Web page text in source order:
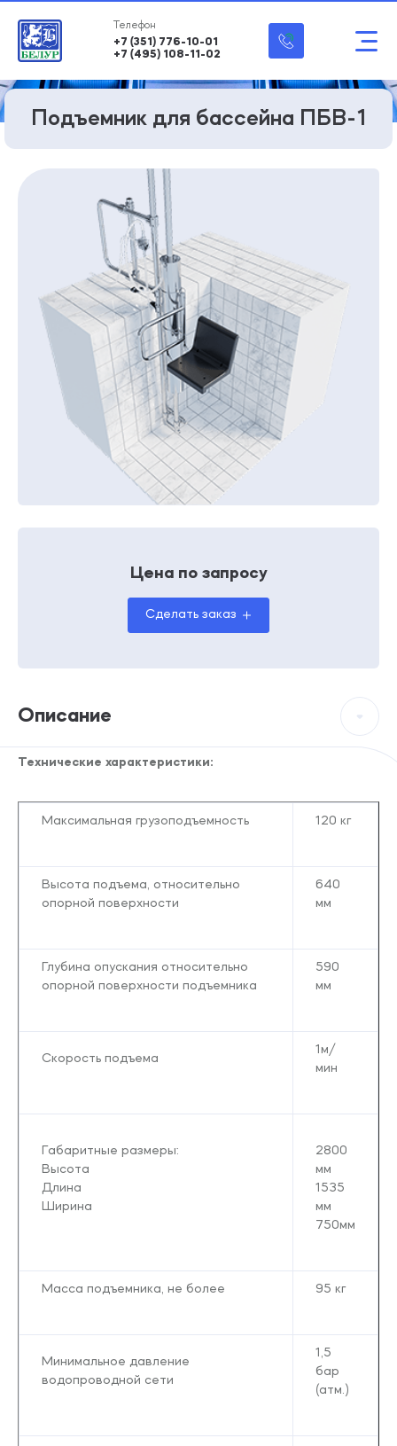
+7 (351) 776-10-01
+7 (495) 108-11-02
Подъемник для бассейна ПБВ-1
Цена по запросу
Сделать заказ
Описание
Технические характеристики:
Максимальная грузоподъемность 120 кг
Высота подъема, относительно
опорной поверхности
640
мм
Глубина опускания относительно
опорной поверхности подъемника
590
мм
Скорость подъема
1м/
мин
Габаритные размеры:
Высота
Длина
Ширина
2800
мм
1535
мм
750мм
Масса подъемника, не более 95 кг
Минимальное давление
водопроводной сети
1,5
бар
(атм.)